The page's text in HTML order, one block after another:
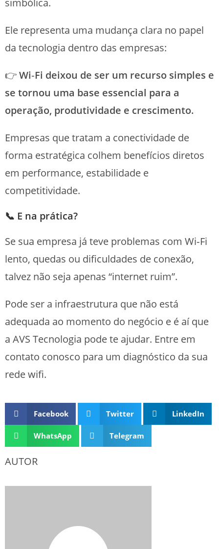
simbólica.
Ele representa uma mudança clara no papel
da tecnologia dentro das empresas:
👉Wi‑Fi deixou de ser um recurso simples e
se tornou uma base essencial para a
operação, produtividade e crescimento.
Empresas que tratam a conectividade de
forma estratégica colhem benefícios diretos
em performance, estabilidade e
competitividade.
📞 E na prática?
Se sua empresa já teve problemas com Wi‑Fi
lento, quedas ou dificuldades de conexão,
talvez não seja apenas “internet ruim”.
Pode ser a infraestrutura que não está
adequada ao momento do negócio e é aí que
a AVS Tecnologia pode te ajudar. Entre em
contato conosco para um diagnóstico da sua
rede wifi.
Facebook Twitter LinkedIn
WhatsApp Telegram
AUTOR